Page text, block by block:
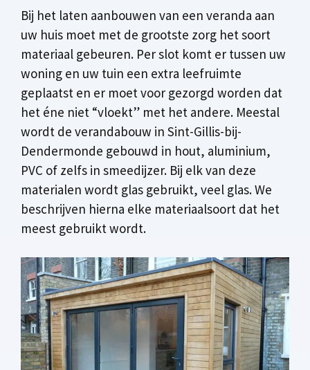
Bij het laten aanbouwen van een veranda aan
uw huis moet met de grootste zorg het soort
materiaal gebeuren. Per slot komt er tussen uw
woning en uw tuin een extra leefruimte
geplaatst en er moet voor gezorgd worden dat
het éne niet “vloekt” met het andere. Meestal
wordt de verandabouw in Sint-Gillis-bij-
Dendermonde gebouwd in hout, aluminium,
PVC of zelfs in smeedijzer. Bij elk van deze
materialen wordt glas gebruikt, veel glas. We
beschrijven hierna elke materiaalsoort dat het
meest gebruikt wordt.